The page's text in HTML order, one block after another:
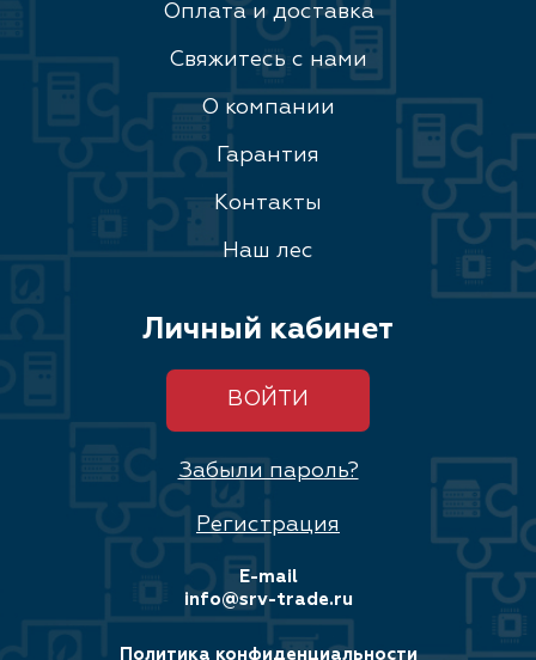
Оплата и доставка
Свяжитесь с нами
О компании
Гарантия
Контакты
Наш лес
Личный кабинет
ВОЙТИ
Забыли пароль?
Регистрация
E-mail
info@srv-trade.ru
Политика конфиденциальности